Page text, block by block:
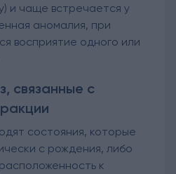
и чаще встречается у
аномалия, при
восприятие одного или
связанные с
состояния, которые
с рождения, либо
к